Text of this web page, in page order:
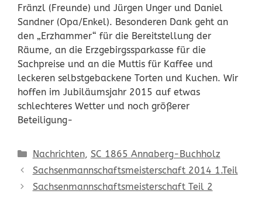
Fränzl (Freunde) und Jürgen Unger und Daniel
Sandner (Opa/Enkel). Besonderen Dank geht an
den „Erzhammer“ für die Bereitstellung der
Räume, an die Erzgebirgssparkasse für die
Sachpreise und an die Muttis für Kaffee und
leckeren selbstgebackene Torten und Kuchen. Wir
hoffen im Jubiläumsjahr 2015 auf etwas
schlechteres Wetter und noch größerer
Beteiligung-
Kategorien
Nachrichten, SC 1865 Annaberg-Buchholz
Sachsenmannschaftsmeisterschaft 2014 1.Teil
Sachsenmannschaftsmeisterschaft Teil 2